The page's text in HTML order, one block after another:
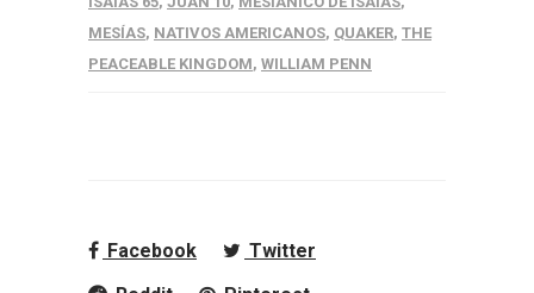
MESÍAS, NATIVOS AMERICANOS, QUAKER, THE
PEACEABLE KINGDOM, WILLIAM PENN
Facebook
Twitter